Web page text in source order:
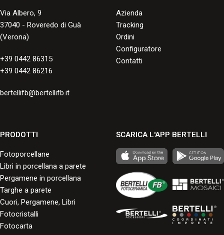
Via Albero, 9
37040 - Roveredo di Guà
(Verona)
+39 0442 86315
+39 0442 86216
bertellifb@bertellifb.it
Azienda
Tracking
Ordini
Configuratore
Contatti
PRODOTTI
Fotoporcellane
Libri in porcellana a parete
Pergamene in porcellana
Targhe a parete
Cuori, Pergamene, Libri
Fotocristalli
Fotocarta
SCARICA L'APP BERTELLI